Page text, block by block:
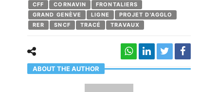
CFF
CORNAVIN
FRONTALIERS
GRAND GENÈVE
LIGNE
PROJET D'AGGLO
RER
SNCF TRACÉ TRAVAUX
ABOUT THE AUTHOR